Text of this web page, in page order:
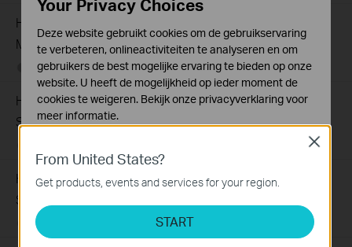
How to Set Up Your SafeStream Router in Standalone
Mode
07-21-2026 176499views
How to Set Up Port Forwarding Feature on My TP-Link
SMB Router?
How to Allow Specific Public IPs to Access an Internal
Server on TP-Link SMB Routers
06-17-2026 views
From United States?
Get products, events and services for your region.
START
Close
Deze website gebruikt cookies om de gebruikservaring
te verbeteren, onlineactiviteiten te analyseren en om
gebruikers de best mogelijke ervaring te bieden op onze
website. U heeft de mogelijkheid op ieder moment de
cookies te weigeren. Bekijk onze privacyverklaringvoor
meer informatie.
Deze cookies zijn noodzakelijk voor de werking van de
website en kunnen niet worden uitgeschakeld.
Analyse en Marketing Cookies
Cookies voor analyse geven ons de mogelijkheid uw
activiteiten op onze website te volgen en zo de